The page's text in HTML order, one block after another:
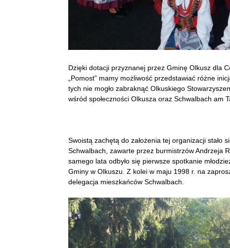
Dzięki dotacji przyznanej przez Gminę Olkusz dla
„Pomost” mamy możliwość przedstawiać różne
tych nie mogło zabraknąć Olkuskiego
wśród społeczności Olkusza oraz Schwalbach am
Swoistą zachętą do założenia tej organizacji stało
Schwalbach, zawarte przez burmistrzów Andrzeja
samego lata odbyło się pierwsze spotkanie
Gminy w Olkuszu. Z kolei w maju 1998 r. na
delegacja mieszkańców Schwalbach.